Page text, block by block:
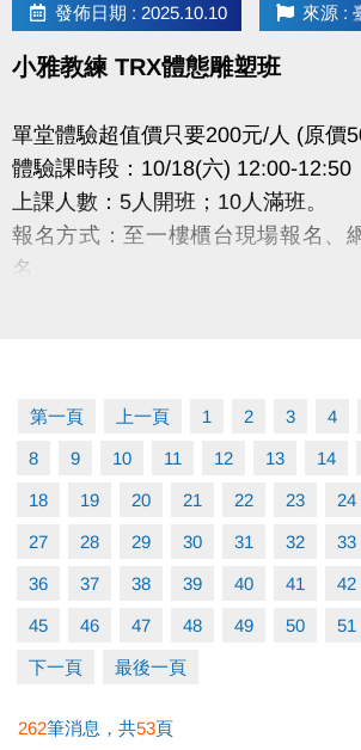
發佈日期 : 2025.10.10 來源 :
小雅教練 TRX體態雕塑班
單堂體驗超值價只要200元/人 (原價
體驗課時段：10/18(六) 12:00-12:50
上課人數：5人開班；10人滿班。
報名方式：至一樓櫃台現場報名、
名。
大安有APP囉!可以報名課程喔~
APPLE 傳送門請點我(新開視窗)
google play 傳送門請點我(新開視窗)
第一頁 上一頁 1 2 3 4
8 9 10 11 12 13 14
18 19 20 21 22 23 24
27 28 29 30 31 32 33
36 37 38 39 40 41 42
45 46 47 48 49 50 51
下一頁 最後一頁
262筆消息，共53頁